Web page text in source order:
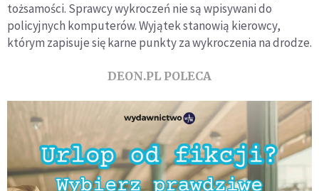
tożsamości. Sprawcy wykroczeń nie są wpisywani do
policyjnych komputerów. Wyjątek stanowią kierowcy,
którym zapisuje się karne punkty za wykroczenia na drodze.
DEON.PL POLECA